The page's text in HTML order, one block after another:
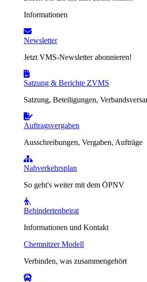
Informationen
Newsletter
Jetzt VMS-Newsletter abonnieren!
Satzung & Berichte ZVMS
Satzung, Beteiligungen,
Auftragsvergaben
Ausschreibungen, Vergaben, Aufträge
Nahverkehrsplan
So geht's weiter mit dem ÖPNV
Behindertenbeirat
Informationen und Kontakt
Chemnitzer Modell
Verbinden, was zusammengehört